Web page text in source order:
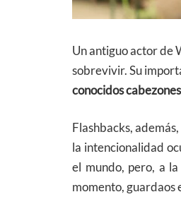
Un antiguo actor de
sobrevivir. Su
conocidos cabezones
Flashbacks,
la intencionalidad
el mundo, pero, a
momento, guardaos